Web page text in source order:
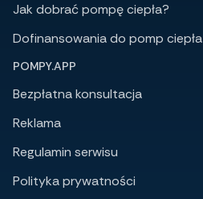
Jak dobrać pompę ciepła?
Dofinansowania do pomp ciepła
POMPY.APP
Bezpłatna konsultacja
Reklama
Regulamin serwisu
Polityka prywatności